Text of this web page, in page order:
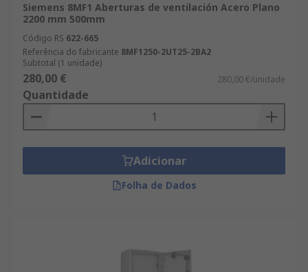
Siemens 8MF1 Aberturas de ventilación Acero Plano
2200 mm 500mm
Código RS 622-665
Referência do fabricante 8MF1250-2UT25-2BA2
Subtotal (1 unidade)
280,00 € 280,00 €/unidade
Quantidade
Adicionar
Folha de Dados